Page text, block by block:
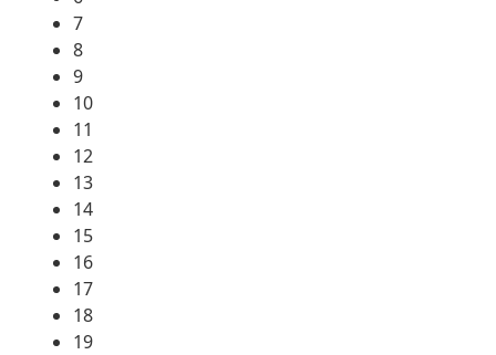
7
8
9
10
11
12
13
14
15
16
17
18
19